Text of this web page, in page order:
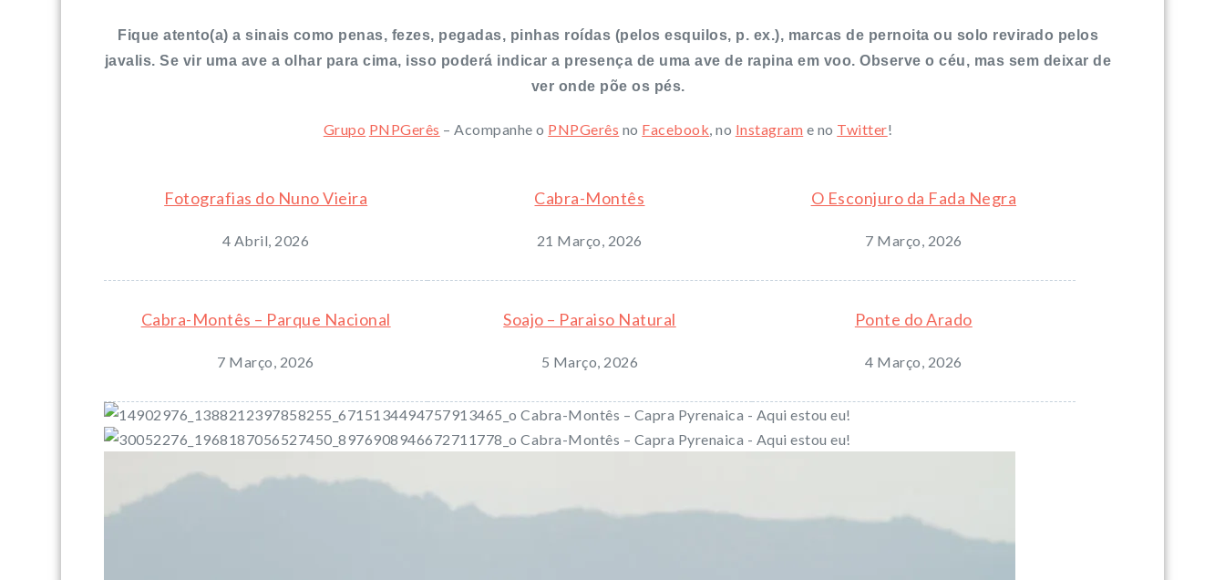
Fique atento(a) a sinais como penas, fezes, pegadas, pinhas roídas (pelos esquilos, p. ex.), marcas de pernoita ou solo revirado pelos
javalis. Se vir uma ave a olhar para cima, isso poderá indicar a presença de uma ave de rapina em voo. Observe o céu, mas sem deixar de
ver onde põe os pés.
Grupo PNPGerês – Acompanhe o PNPGerês no Facebook, no Instagram e no Twitter!
Fotografias do Nuno Vieira
4 Abril, 2026
Cabra-Montês
21 Março, 2026
O Esconjuro da Fada Negra
7 Março, 2026
Cabra-Montês – Parque Nacional
7 Março, 2026
Soajo – Paraiso Natural
5 Março, 2026
Ponte do Arado
4 Março, 2026